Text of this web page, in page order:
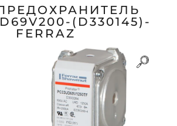
(D330145)-
FERRAZ